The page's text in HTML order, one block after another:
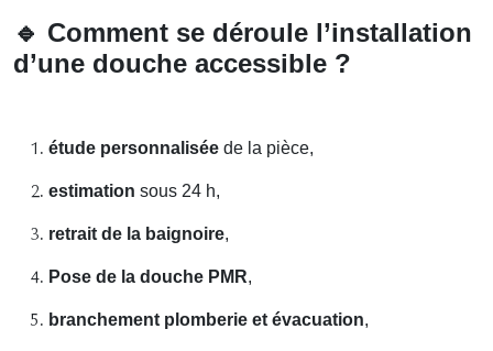
🔹 Comment se déroule l’installation
d’une douche accessible ?
étude personnalisée de la pièce,
estimation sous 24 h,
retrait de la baignoire,
Pose de la douche PMR,
branchement plomberie et évacuation,